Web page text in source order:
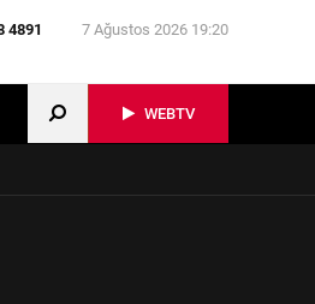
4891 7 Ağustos 2026 19:20
WEBTV